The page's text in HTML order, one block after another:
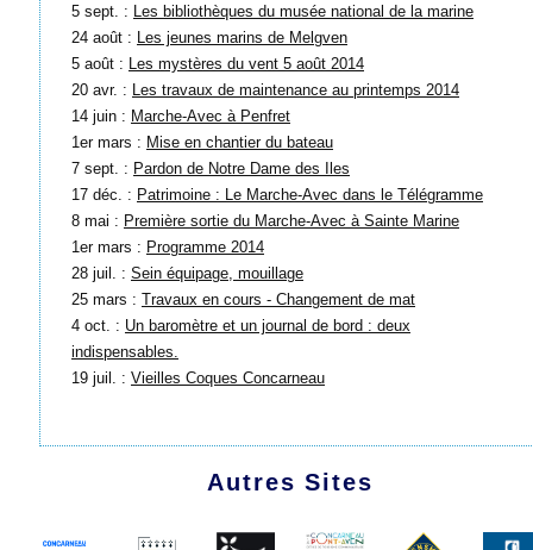
5 sept. : Les bibliothèques du musée national de la marine
24 août : Les jeunes marins de Melgven
5 août : Les mystères du vent 5 août 2014
20 avr. : Les travaux de maintenance au printemps 2014
14 juin : Marche-Avec à Penfret
1er mars : Mise en chantier du bateau
7 sept. : Pardon de Notre Dame des Iles
17 déc. : Patrimoine : Le Marche-Avec dans le Télégramme
8 mai : Première sortie du Marche-Avec à Sainte Marine
1er mars : Programme 2014
28 juil. : Sein équipage, mouillage
25 mars : Travaux en cours - Changement de mat
4 oct. : Un baromètre et un journal de bord : deux
indispensables.
19 juil. : Vieilles Coques Concarneau
Autres Sites